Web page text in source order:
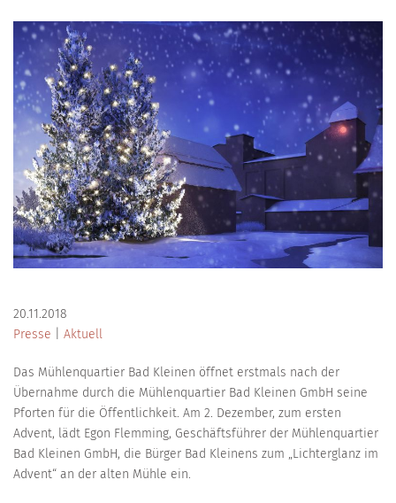
20.11.2018
Presse
Aktuell
Das Mühlenquartier Bad Kleinen öffnet erstmals nach der
Übernahme durch die Mühlenquartier Bad Kleinen GmbH seine
Pforten für die Öffentlichkeit. Am 2. Dezember, zum ersten
Advent, lädt Egon Flemming, Geschäftsführer der Mühlenquartier
Bad Kleinen GmbH, die Bürger Bad Kleinens zum „Lichterglanz im
Advent“ an der alten Mühle ein.